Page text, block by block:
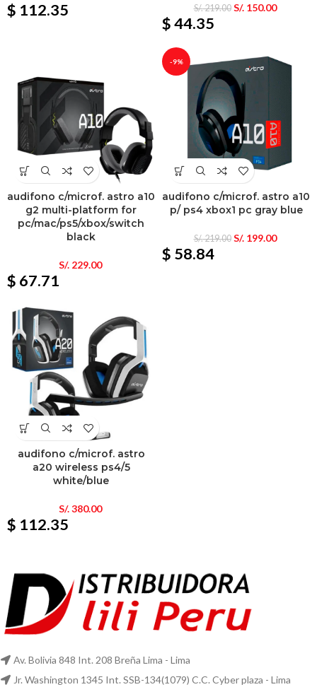
$ 112.35 S/.219.00 S/.150.00
$ 44.35
audifono c/microf. astro a10
g2 multi-platform for
pc/mac/ps5/xbox/switch
black
S/.229.00
$ 67.71
-9%
audifono c/microf. astro a10
p/ ps4 xbox1 pc gray blue
S/.219.00 S/.199.00
$ 58.84
audifono c/microf. astro
a20 wireless ps4/5
white/blue
S/.380.00
$ 112.35
Av. Bolivia 848 Int. 208 Breña Lima - Lima
Jr. Washington 1345 Int. SSB-134(1079) C.C. Cyber plaza - Lima